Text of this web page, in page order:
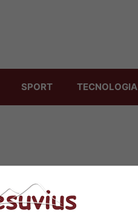
SPORT TECNOLOGIA
storia senza fine